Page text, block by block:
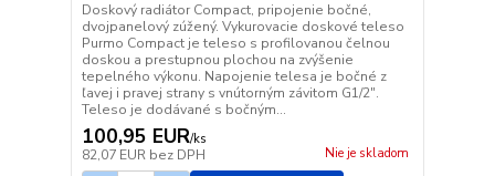
Doskový radiátor Compact, pripojenie bočné,
dvojpanelový zúžený. Vykurovacie doskové teleso
Purmo Compact je teleso s profilovanou čelnou
doskou a prestupnou plochou na zvýšenie
tepelného výkonu. Napojenie telesa je bočné z
ľavej i pravej strany s vnútorným závitom G1/2".
Teleso je dodávané s bočným...
100,95 EUR/ks
82,07 EUR bez DPH Nie je skladom